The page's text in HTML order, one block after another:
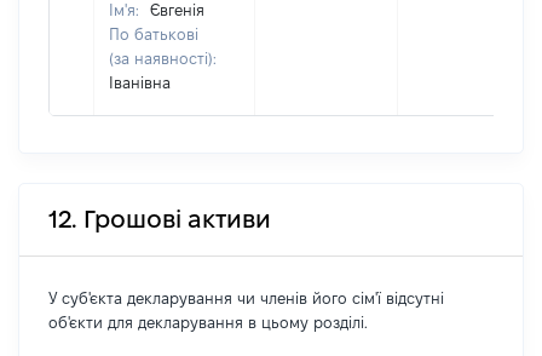
Ім'я:
Євгенія
По батькові
(за наявності):
Іванівна
12. Грошові активи
У суб'єкта декларування чи членів його сім'ї відсутні
об'єкти для декларування в цьому розділі.